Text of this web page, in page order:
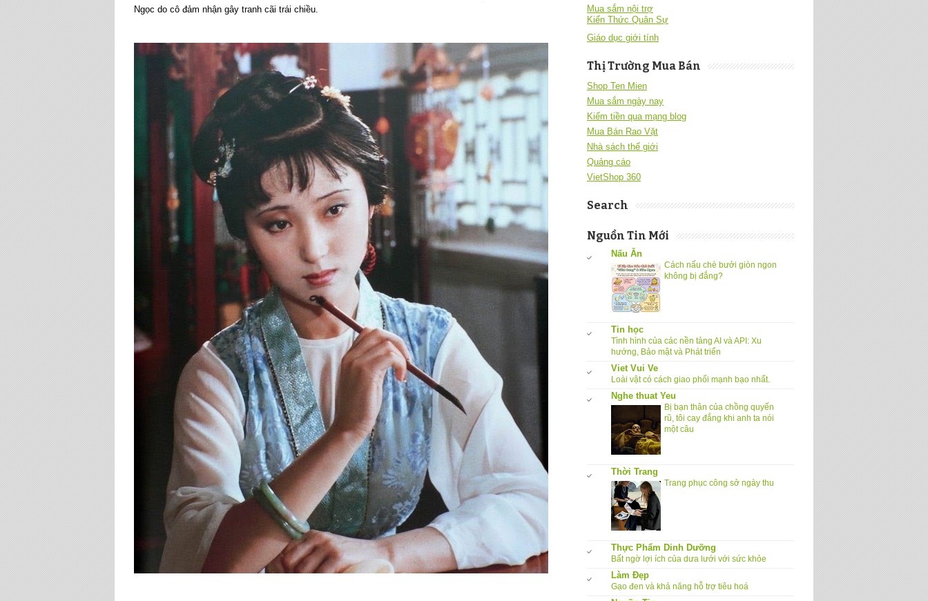
Ngọc do cô đảm nhận gây tranh cãi trái chiều.
Mua sắm nội trợ
Kiến Thức Quân Sự
Giáo dục giới tính
Thị Trường Mua Bán
Shop Ten Mien
Mua sắm ngày nay
Kiếm tiền qua mạng blog
Mua Bán Rao Vặt
Nhà sách thế giới
Quảng cáo
VietShop 360
Search
Nguồn Tin Mới
Nấu Ăn
Cách nấu chè bưởi giòn ngon
không bị đắng?
Tin học
Tình hình của các nền tảng AI và API: Xu
hướng, Bảo mật và Phát triển
Viet Vui Ve
Loài vật có cách giao phối mạnh bạo nhất.
Nghe thuat Yeu
Bị bạn thân của chồng quyến
rũ, tôi cay đắng khi anh ta nói
một câu
Thời Trang
Trang phục công sở ngày thu
Thực Phẩm Dinh Dưỡng
Bất ngờ lợi ích của dưa lưới với sức khỏe
Làm Đẹp
Gạo đen và khả năng hỗ trợ tiêu hoá